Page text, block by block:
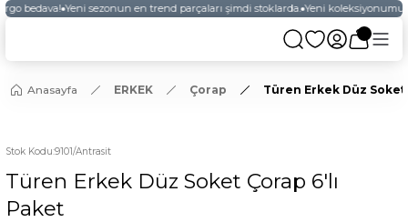
bedava! Yeni sezonun en trend parçaları şimdi stoklarda. Yeni
Anasayfa ERKEK Çorap Türen Erkek Düz Soket
Stok Kodu:9101/Antrasit
Türen Erkek Düz Soket Çorap 6'lı
Paket